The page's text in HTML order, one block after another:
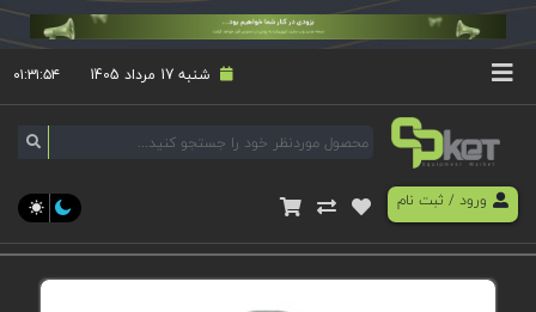
شنبه 17 مرداد 1405 ۰۱:۳۱:۵۴
ورود/ ثبت نام